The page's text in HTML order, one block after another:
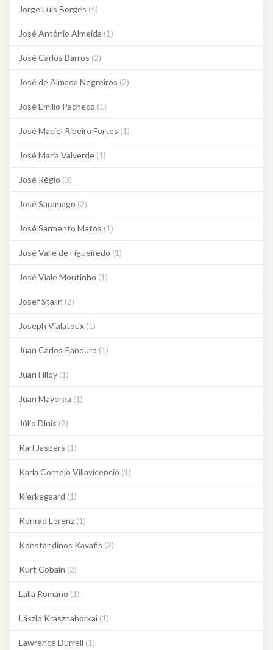
Jorge Luis Borges (4)
José António Almeida (1)
José Carlos Barros (2)
José de Almada Negreiros (2)
José Emilio Pacheco (1)
José Maciel Ribeiro Fortes (1)
José Maria Valverde (1)
José Régio (3)
José Saramago (2)
José Sarmento Matos (1)
José Valle de Figueiredo (1)
José Viale Moutinho (1)
Josef Stalin (2)
Joseph Vialatoux (1)
Juan Carlos Panduro (1)
Juan Filloy (1)
Juan Mayorga (1)
Júlio Dinis (2)
Karl Jaspers (1)
Karla Cornejo Villavicencio (1)
Kierkegaard (1)
Konrad Lorenz (1)
Konstandinos Kavafis (2)
Kurt Cobain (2)
Lalla Romano (1)
László Krasznahorkai (1)
Lawrence Durrell (1)